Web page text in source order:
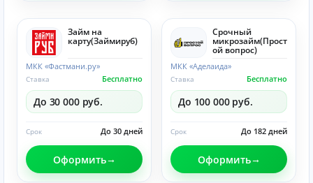
Займ на
карту(Займируб)
МКК «Фастмани.ру»
Бесплатно
Ставка
До 30 000 руб.
До 30 дней
Срок
Оформить
Срочный
микрозайм(Прост
ой вопрос)
МКК «Аделаида»
Бесплатно
Ставка
До 100 000 руб.
До 182 дней
Срок
Оформить